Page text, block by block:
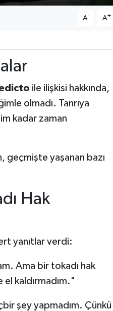
A- A+
ile ilişkisi hakkında,
olmadı. Tanrıya
kadar zaman
geçmişte yaşanan bazı
Hak
yanıtlar verdi:
Ama bir tokadı hak
kaldırmadım."
şey yapmadım. Çünkü